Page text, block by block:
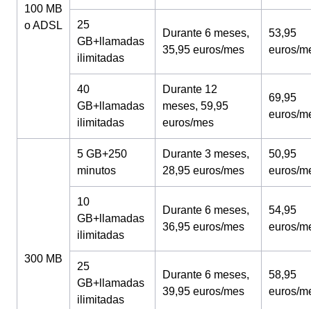
100 MB
o ADSL
25
GB+llamadas
ilimitadas
Durante 6 meses,
35,95 euros/mes
53,95
euros/
40
GB+llamadas
ilimitadas
Durante 12
meses, 59,95
euros/mes
69,95
euros/
300 MB
5 GB+250
minutos
Durante 3 meses,
28,95 euros/mes
50,95
euros/
10
GB+llamadas
ilimitadas
Durante 6 meses,
36,95 euros/mes
54,95
euros/
25
GB+llamadas
ilimitadas
Durante 6 meses,
39,95 euros/mes
58,95
euros/